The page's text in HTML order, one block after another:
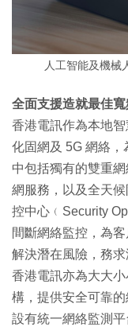
人工智能及機械
全面支援造就最佳
香港電訊作為本地
化固網及 5G 網絡
中包括獨有的雙重
網服務，以及全天
控中心﹙Security
間斷網絡監控，為
解決潛在風險，務求
香港電訊亦為大大
構，提供安全可靠
設有統一網絡監測